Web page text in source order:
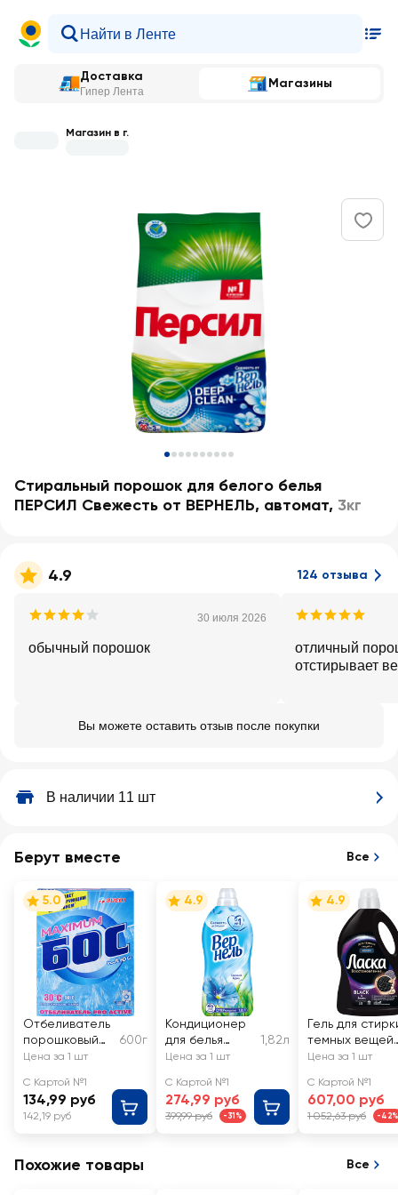
Доставка
Гипер Лента
Магазины
Магазин в г.
Стиральный порошок для белого белья
ПЕРСИЛ Свежесть от ВЕРНЕЛЬ, автомат, 3кг
4.9 124 отзыва
30 июля 2026
обычный порошок
отличный
отстирывает
Вы можете оставить отзыв после покупки
В наличии 11 шт
Берут вместе Все
5.0
Отбеливатель
порошковый
БОС Плюс
600г
Цена за 1 шт
С Картой №1
134,99 руб
142,19 руб
4.9
Кондиционер
для белья
ВЕРНЕЛЬ
1,82л
Цена за 1 шт
С Картой №1
274,99 руб
399,99 руб -31%
4.9
Гель для
темных вещей
ЛАСКА
Сияние
Цена за 1 шт
С Картой №1
607,00 руб
1 052,63 руб -42%
Похожие товары Все